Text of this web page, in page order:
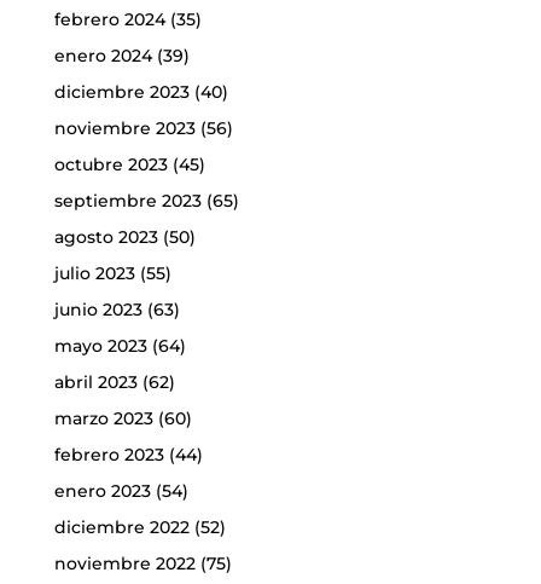
febrero 2024(35)
enero 2024(39)
diciembre 2023(40)
noviembre 2023(56)
octubre 2023(45)
septiembre 2023(65)
agosto 2023(50)
julio 2023(55)
junio 2023(63)
mayo 2023(64)
abril 2023(62)
marzo 2023(60)
febrero 2023(44)
enero 2023(54)
diciembre 2022(52)
noviembre 2022(75)